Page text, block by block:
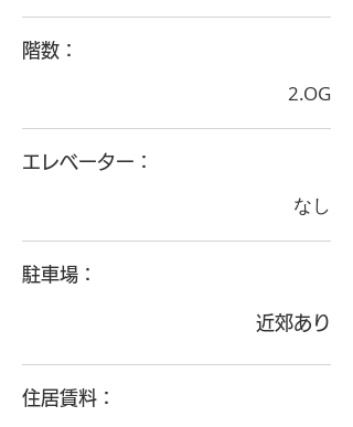
階数：
2.OG
エレベーター：
なし
駐車場：
近郊あり
​住居賃料：